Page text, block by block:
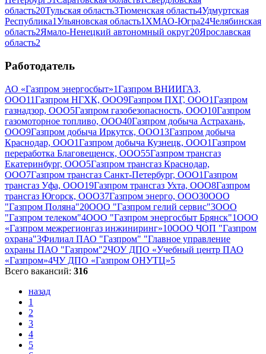
область20Тульская область3Тюменская область4Удмуртская
Республика1Ульяновская область1 ХМАО-Югра24Челябинская
область2Ямало-Ненецкий автономный округ20Ярославская
область2
Работодатель
АО «Газпром энергосбыт»1Газпром ВНИИГАЗ,
ООО11Газпром НГХК, ООО9Газпром ПХГ, ООО1Газпром
газнадзор, ООО5Газпром газобезопасность, ООО10Газпром
газомоторное топливо, ООО40Газпром добыча Астрахань,
ООО9Газпром добыча Иркутск, ООО13Газпром добыча
Краснодар, ООО1Газпром добыча Кузнецк, ООО1Газпром
переработка Благовещенск, ООО55Газпром трансгаз
Екатеринбург, ООО5Газпром трансгаз Краснодар,
ООО7Газпром трансгаз Санкт-Петербург, ООО1Газпром
трансгаз Уфа, ООО19Газпром трансгаз Ухта, ООО8Газпром
трансгаз Югорск, ООО37Газпром энерго, ООО30ООО
"Газпром Поляна"20ООО "Газпром гелий сервис"3ООО
"Газпром телеком"4ООО "Газпром энергосбыт Брянск"1ООО
«Газпром межрегионгаз инжиниринг»10ООО ЧОП "Газпром
охрана"3Филиал ПАО "Газпром" "Главное управление
охраны ПАО "Газпром"2ЧОУ ДПО «Учебный центр ПАО
«Газпром»4ЧУ ДПО «Газпром ОНУТЦ»5
Всего вакансий: 316
назад
1
2
3
4
5